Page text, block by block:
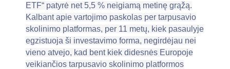
ETF“ patyrė net 5,5 % neigiamą metinę grąžą.
Kalbant apie vartojimo paskolas per tarpusavio
skolinimo platformas, per 11 metų, kiek pasaulyje
egzistuoja ši investavimo forma, negirdėjau nei
vieno atvejo, kad bent kiek didesnės Europoje
veikiančios tarpusavio skolinimo platformos